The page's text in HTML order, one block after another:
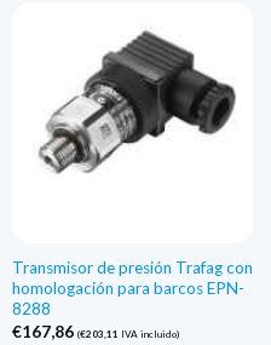
Transmisor de presión Trafag con
homologación para barcos EPN-
8288
€167,86 (€203,11 IVA incluido)